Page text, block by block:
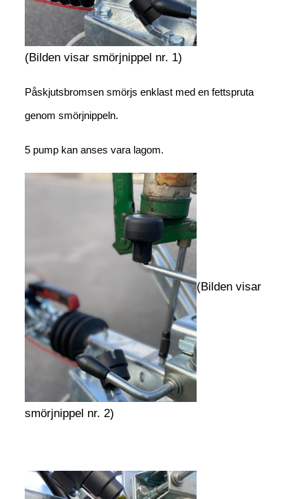
(Bilden visar smörjnippel nr. 1)
Påskjutsbromsen smörjs enklast med en fettspruta
genom smörjnippeln.
5 pump kan anses vara lagom.
(Bilden visar
smörjnippel nr. 2)